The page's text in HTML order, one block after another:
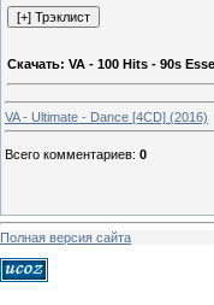
Скачать: VA - 100 Hits - 90s
VA - Ultimate - Dance [4CD] (2016)
Всего комментариев: 0
Полная версия сайта